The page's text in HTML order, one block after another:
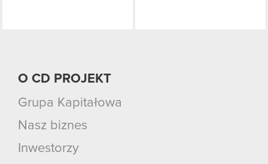
O CD PROJEKT
Grupa Kapitałowa
Nasz biznes
Inwestorzy